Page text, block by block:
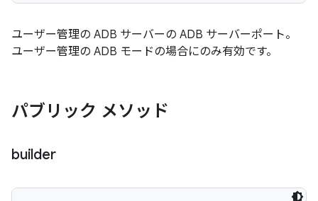
ユーザー管理の ADB サーバーの ADB サーバーポート。
ユーザー管理の ADB モードの場合にのみ有効です。
パブリック メソッド
builder